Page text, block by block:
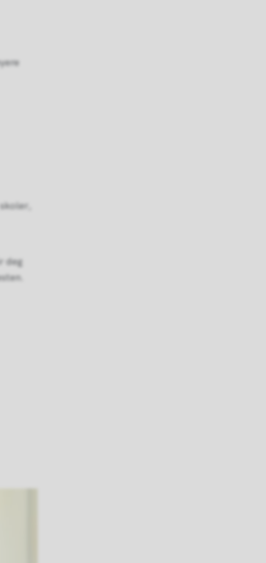
deg